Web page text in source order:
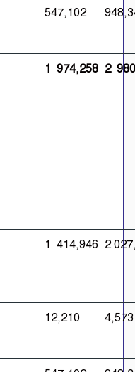
547,102
1 974,258 2
1 414,946 2
12,210 4,573